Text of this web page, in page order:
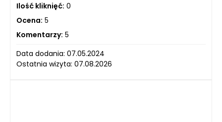
Ilość kliknięć: 0
Ocena: 5
Komentarzy: 5
Data dodania: 07.05.2024
Ostatnia wizyta: 07.08.2026